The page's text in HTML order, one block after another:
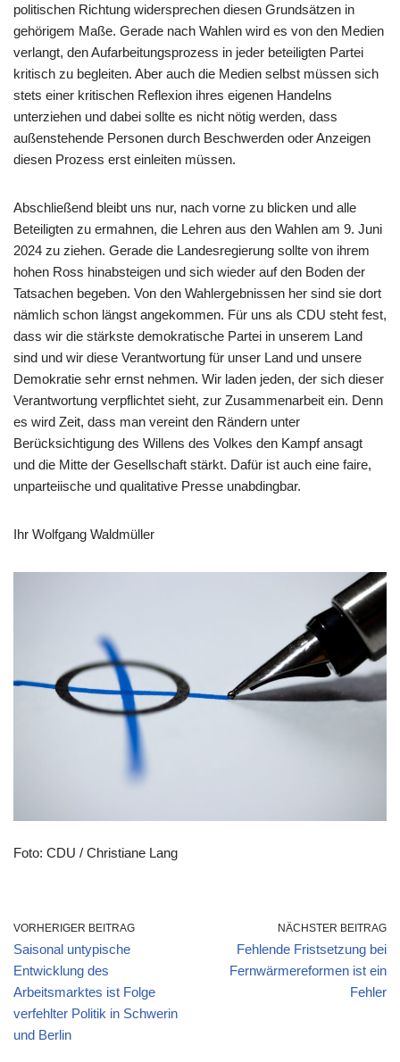
politischen Richtung widersprechen diesen Grundsätzen in
gehörigem Maße. Gerade nach Wahlen wird es von den Medien
verlangt, den Aufarbeitungsprozess in jeder beteiligten Partei
kritisch zu begleiten. Aber auch die Medien selbst müssen sich
stets einer kritischen Reflexion ihres eigenen Handelns
unterziehen und dabei sollte es nicht nötig werden, dass
außenstehende Personen durch Beschwerden oder Anzeigen
diesen Prozess erst einleiten müssen.
Abschließend bleibt uns nur, nach vorne zu blicken und alle
Beteiligten zu ermahnen, die Lehren aus den Wahlen am 9. Juni
2024 zu ziehen. Gerade die Landesregierung sollte von ihrem
hohen Ross hinabsteigen und sich wieder auf den Boden der
Tatsachen begeben. Von den Wahlergebnissen her sind sie dort
nämlich schon längst angekommen. Für uns als CDU steht fest,
dass wir die stärkste demokratische Partei in unserem Land
sind und wir diese Verantwortung für unser Land und unsere
Demokratie sehr ernst nehmen. Wir laden jeden, der sich dieser
Verantwortung verpflichtet sieht, zur Zusammenarbeit ein. Denn
es wird Zeit, dass man vereint den Rändern unter
Berücksichtigung des Willens des Volkes den Kampf ansagt
und die Mitte der Gesellschaft stärkt. Dafür ist auch eine faire,
unparteiische und qualitative Presse unabdingbar.
Ihr Wolfgang Waldmüller
Foto: CDU / Christiane Lang
VORHERIGER BEITRAG
Saisonal untypische
Entwicklung des
Arbeitsmarktes ist Folge
verfehlter Politik in Schwerin
und Berlin
NÄCHSTER BEITRAG
Fehlende Fristsetzung bei
Fernwärmereformen ist ein
Fehler